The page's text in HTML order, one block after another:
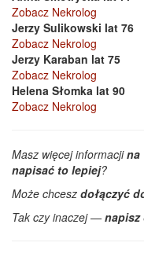
Zobacz Nekrolog
Jerzy Sulikowski lat 76
Zobacz Nekrolog
Jerzy Karaban lat 75
Zobacz Nekrolog
Helena Słomka lat 90
Zobacz Nekrolog
Masz więcej informacjina
napisać to lepiej?
Może chcesz dołączyć
Tak czy inaczej —napisz